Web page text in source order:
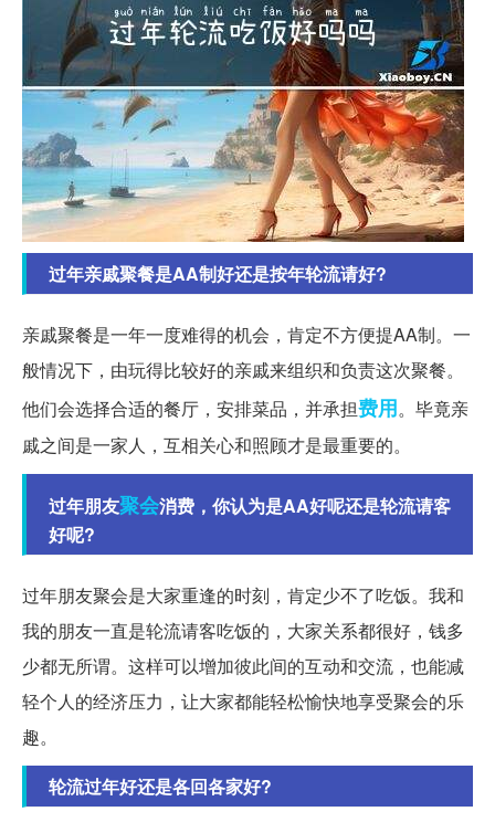
过年亲戚聚餐是AA制好还是按年轮流请好?
亲戚聚餐是一年一度难得的机会，肯定不方便提AA制。一
般情况下，由玩得比较好的亲戚来组织和负责这次聚餐。
他们会选择合适的餐厅，安排菜品，并承担费用。毕竟亲
戚之间是一家人，互相关心和照顾才是最重要的。
过年朋友聚会消费，你认为是AA好呢还是轮流请客
好呢?
过年朋友聚会是大家重逢的时刻，肯定少不了吃饭。我和
我的朋友一直是轮流请客吃饭的，大家关系都很好，钱多
少都无所谓。这样可以增加彼此间的互动和交流，也能减
轻个人的经济压力，让大家都能轻松愉快地享受聚会的乐
趣。
轮流过年好还是各回各家好?